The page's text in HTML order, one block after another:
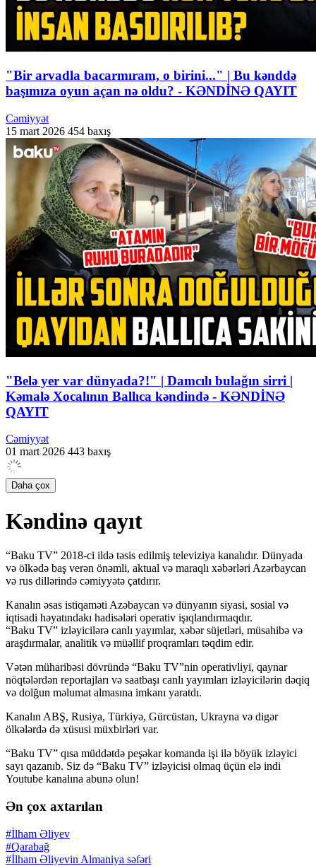
"Bir arvadla bacarmıram, o birini..." | Bu kənddə
başımıza oyun açan nə oldu? - KƏNDİNƏ QAYIT
Cəmiyyət
15 mart 2026 454 baxış
"Belə yer var dünyada?!" | Damcılı bulağın sirri |
Kəmalə Xocalının Ballıca kəndində - KƏNDİNƏ
QAYIT
Cəmiyyət
01 mart 2026 443 baxış
Daha çox
Kəndinə qayıt
“Baku TV” 2018-ci ildə təsis edilmiş televiziya kanalıdır. Dünyada
və ölkədə baş verən önəmli, aktual və maraqlı xəbərləri Azərbaycan
və rus dillərində cəmiyyətə çatdırır.
Kanalın əsas istiqaməti Azəbaycan və dünyanın siyasi, sosial və
iqtisadi həyatındakı hadisələri operativ işıqlandırmaqdır.
“Baku TV” izləyicilərə canlı yayımlar, xəbər süjetləri, müsahibə və
araşdırmalar, analitik və müəllif proqramları təqdim edir.
Vətən müharibəsi dövründə “Baku TV”nin operativliyi, qaynar
nöqtələrdən reportajları və saatbaşı canlı yayımları izləyicilərin dəqiq
və dolğun məlumat almasına imkanı yaratdı.
Kanalın ABŞ, Rusiya, Türkiyə, Gürcüstan, Ukrayna və digər
ölkələrdə də xüsusi müxbirləri var.
“Baku TV” qısa müddətdə peşəkar komanda işi ilə böyük izləyici
sayı qazanıb. Siz də “Baku TV” izləyicisi olmaq üçün elə indi
Youtube kanalına abunə olun!
Ən çox axtarılan
#İlham Əliyev
#Qarabağ
#İlham Əliyevin Almaniya səfəri